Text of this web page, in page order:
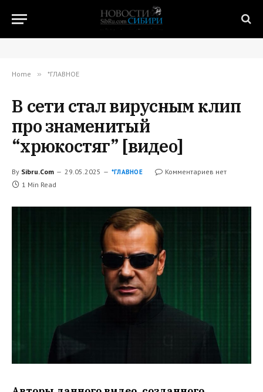
Home » *ГЛАВНОЕ
В сети стал вирусным клип
про знаменитый
“хрюкостяг” [видео]
By Sibru.Com 29.05.2025 *ГЛАВНОЕ
Комментариев нет
1 Min Read